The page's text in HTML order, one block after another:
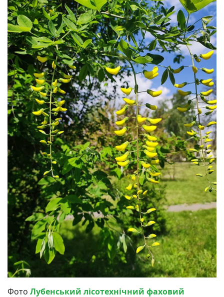
Фото Лубенський лісотехнічний фаховий